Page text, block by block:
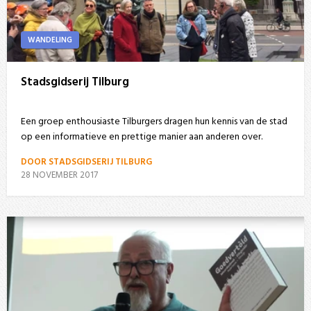
WANDELING
Stadsgidserij Tilburg
Een groep enthousiaste Tilburgers dragen hun kennis van de stad
op een informatieve en prettige manier aan anderen over.
DOOR STADSGIDSERIJ TILBURG
28 NOVEMBER 2017